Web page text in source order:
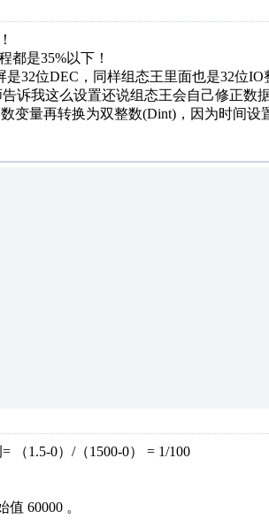
都是35%以下！
32位DEC，同样组态王里面也是32位
诉我这么设置还说组态王会自己修正数
变量再转换为双整数(Dint)，因为时间设
= （1.5-0）/（1500-0） = 1/100
60000 。